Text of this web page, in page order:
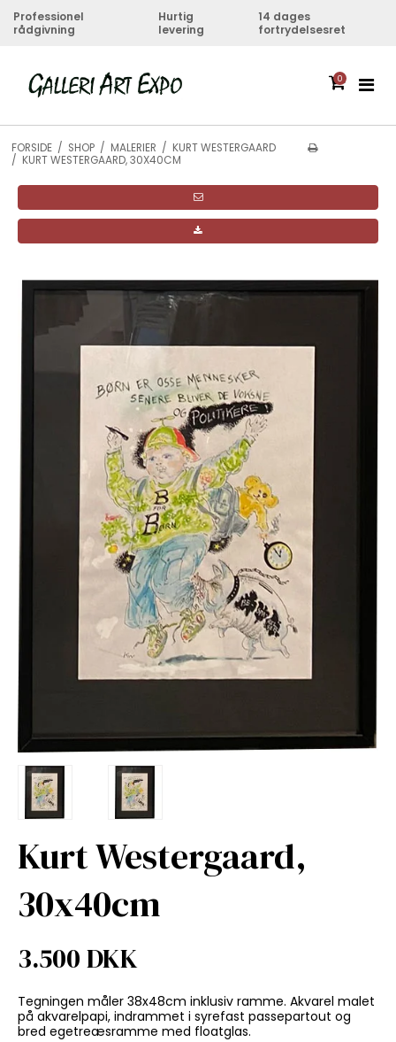
Professionel
rådgivning
Hurtig
levering
14 dages
fortrydelsesret
0
FORSIDE / SHOP / MALERIER / KURT WESTERGAARD
/ KURT WESTERGAARD, 30X40CM
Kurt Westergaard,
30x40cm
3.500 DKK
Tegningen måler 38x48cm inklusiv ramme. Akvarel malet
på akvarelpapi, indrammet i syrefast passepartout og
bred egetreæsramme med floatglas.